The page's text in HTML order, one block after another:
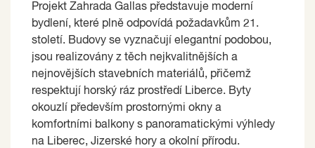
Projekt Zahrada Gallas představuje moderní
bydlení, které plně odpovídá požadavkům 21.
století. Budovy se vyznačují elegantní podobou,
jsou realizovány z těch nejkvalitnějších a
nejnovějších stavebních materiálů, přičemž
respektují horský ráz prostředí Liberce. Byty
okouzlí především prostornými okny a
komfortními balkony s panoramatickými výhledy
na Liberec, Jizerské hory a okolní přírodu.